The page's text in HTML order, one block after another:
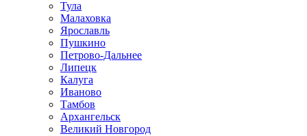
Тула
Малаховка
Ярославль
Пушкино
Петрово-Дальнее
Липецк
Калуга
Иваново
Тамбов
Архангельск
Великий Новгород